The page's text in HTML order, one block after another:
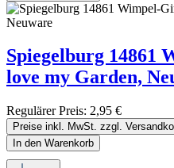
Spiegelburg 14861
love my Garden,
Regulärer Preis: 2,95 €
Preise inkl. MwSt. zzgl.
In den Warenkorb